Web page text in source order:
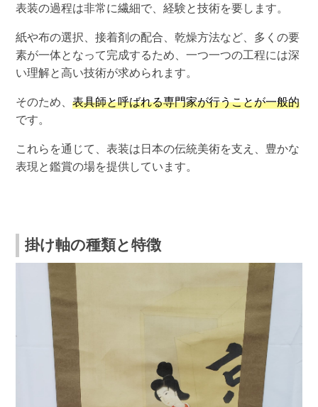
表装の過程は非常に繊細で、経験と技術を要します。
紙や布の選択、接着剤の配合、乾燥方法など、多くの要
素が一体となって完成するため、一つ一つの工程には深
い理解と高い技術が求められます。
そのため、表具師と呼ばれる専門家が行うことが一般的
です。
これらを通じて、表装は日本の伝統美術を支え、豊かな
表現と鑑賞の場を提供しています。
掛け軸の種類と特徴